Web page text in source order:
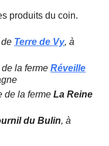
produits du coin.
Terre de Vy, à
de la fermeRéveille
de la fermeLa Reine
du Bulin, à